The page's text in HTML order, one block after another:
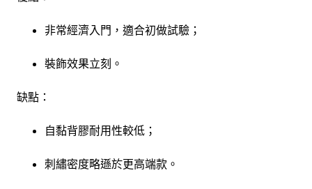
非常經濟入門，適合初做試驗；
裝飾效果立刻。
缺點：
自黏背膠耐用性較低；
刺繡密度略遜於更高端款。